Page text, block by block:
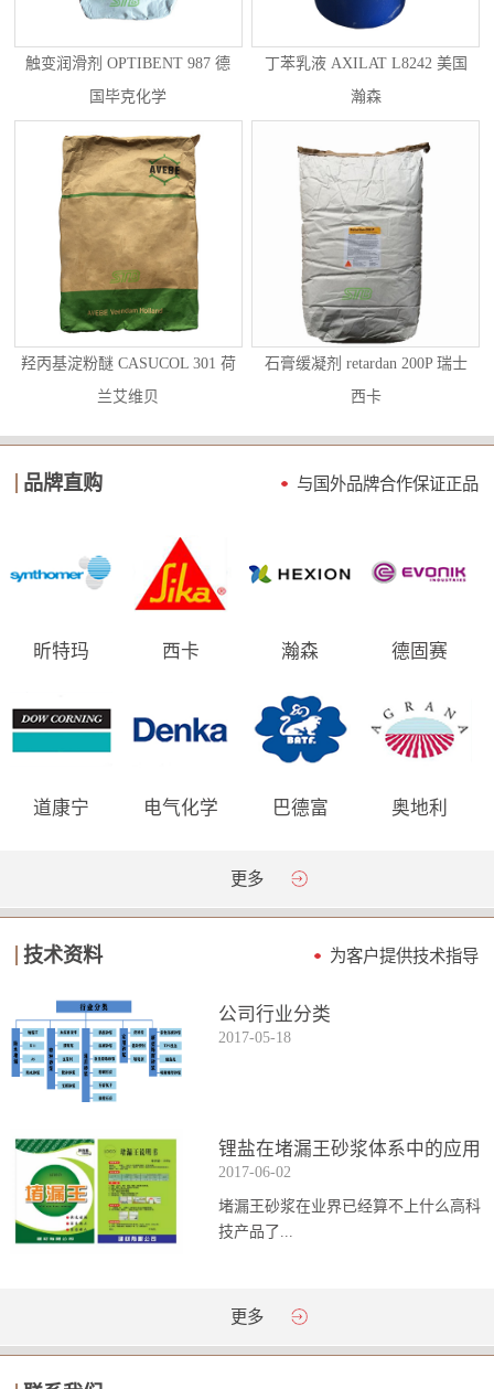
触变润滑剂 OPTIBENT 987 德
国毕克化学
丁苯乳液 AXILAT L8242 美国
瀚森
羟丙基淀粉醚 CASUCOL 301 荷
兰艾维贝
石膏缓凝剂 retardan 200P 瑞士
西卡
品牌直购 与国外品牌合作保证正品
昕特玛 西卡 瀚森 德固赛
道康宁 电气化学 巴德富 奥地利
更多
技术资料 为客户提供技术指导
公司行业分类
2017-05-18
锂盐在堵漏王砂浆体系中的应用
2017-06-02
堵漏王砂浆在业界已经算不上什么高科
技产品了...
。简单来说它就是一种能够迅速凝固的
通砂浆的强...
更多